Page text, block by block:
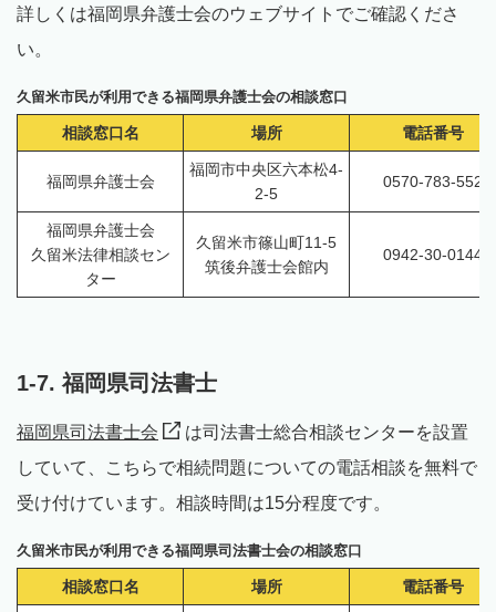
詳しくは福岡県弁護士会のウェブサイトでご確認くださ
い。
久留米市民が利用できる福岡県弁護士会の相談窓口
相談窓口名 場所 電話番号
福岡県弁護士会
福岡市中央区六本松4-
2-5
0570-783-552
福岡県弁護士会
久留米法律相談セン
ター
久留米市篠山町11-5
筑後弁護士会館内
0942-30-0144
1-7. 福岡県司法書士
福岡県司法書士会
は司法書士総合相談センターを設置
していて、こちらで相続問題についての電話相談を無料で
受け付けています。相談時間は15分程度です。
久留米市民が利用できる福岡県司法書士会の相談窓口
相談窓口名 場所 電話番号